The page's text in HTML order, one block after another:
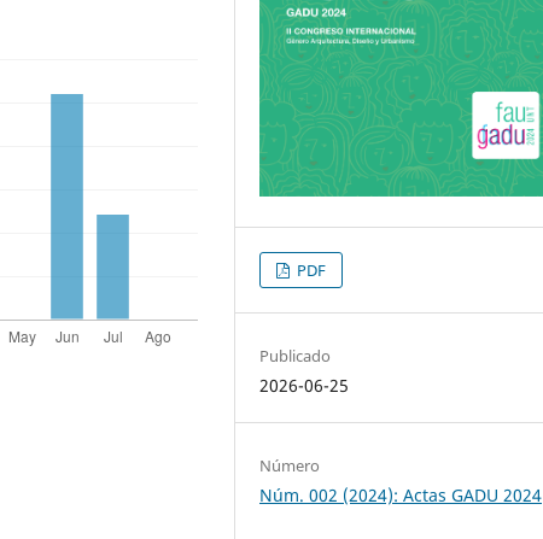
PDF
Publicado
2026-06-25
Número
Núm. 002 (2024): Actas GADU 2024